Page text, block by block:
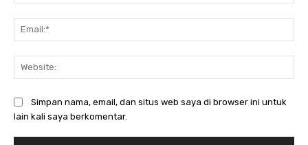
Simpan nama, email, dan situs web saya di browser ini untuk
lain kali saya berkomentar.